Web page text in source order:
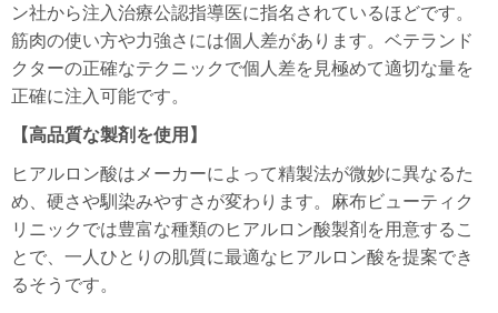
ン社から注入治療公認指導医に指名されているほどです。
筋肉の使い方や力強さには個人差があります。ベテランド
クターの正確なテクニックで個人差を見極めて適切な量を
正確に注入可能です。
【高品質な製剤を使用】
ヒアルロン酸はメーカーによって精製法が微妙に異なるた
め、硬さや馴染みやすさが変わります。麻布ビューティク
リニックでは豊富な種類のヒアルロン酸製剤を用意するこ
とで、一人ひとりの肌質に最適なヒアルロン酸を提案でき
るそうです。